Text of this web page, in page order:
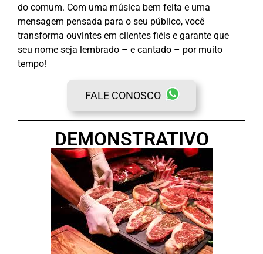
do comum. Com uma música bem feita e uma
mensagem pensada para o seu público, você
transforma ouvintes em clientes fiéis e garante que
seu nome seja lembrado – e cantado – por muito
tempo!
FALE CONOSCO
DEMONSTRATIVO